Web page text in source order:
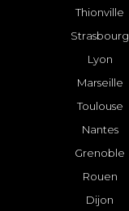
Thionville
Strasbourg
Lyon
Marseille
Toulouse
Nantes
Grenoble
Rouen
Dijon